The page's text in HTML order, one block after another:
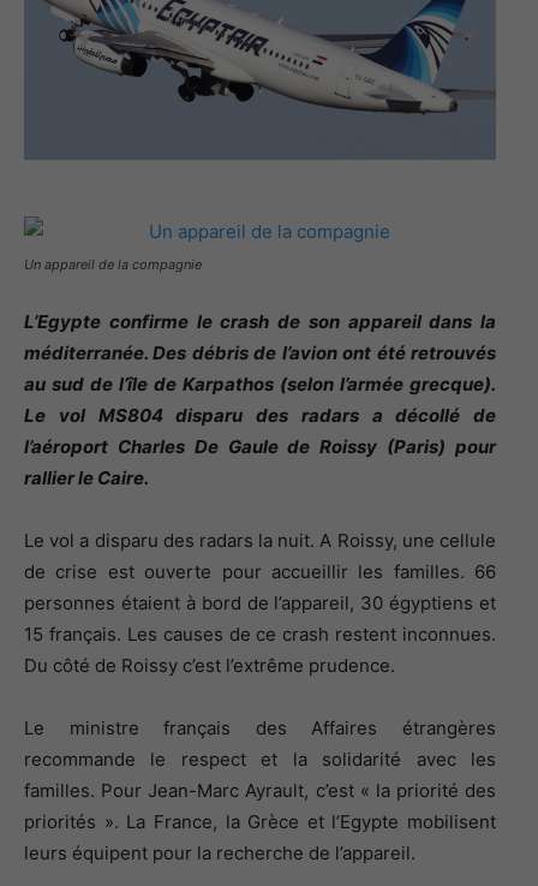
Un appareil de la compagnie
L’Egypte confirme le crash de son appareil dans la
méditerranée. Des débris de l’avion ont été retrouvés
au sud de l’île de Karpathos (selon l’armée grecque).
Le vol MS804 disparu des radars a décollé de
l’aéroport Charles De Gaule de Roissy (Paris) pour
rallier le Caire.
Le vol a disparu des radars la nuit. A Roissy, une cellule
de crise est ouverte pour accueillir les familles. 66
personnes étaient à bord de l’appareil, 30 égyptiens et
15 français. Les causes de ce crash restent inconnues.
Du côté de Roissy c’est l’extrême prudence.
Le ministre français des Affaires étrangères
recommande le respect et la solidarité avec les
familles. Pour Jean-Marc Ayrault, c’est « la priorité des
priorités ». La France, la Grèce et l’Egypte mobilisent
leurs équipent pour la recherche de l’appareil.